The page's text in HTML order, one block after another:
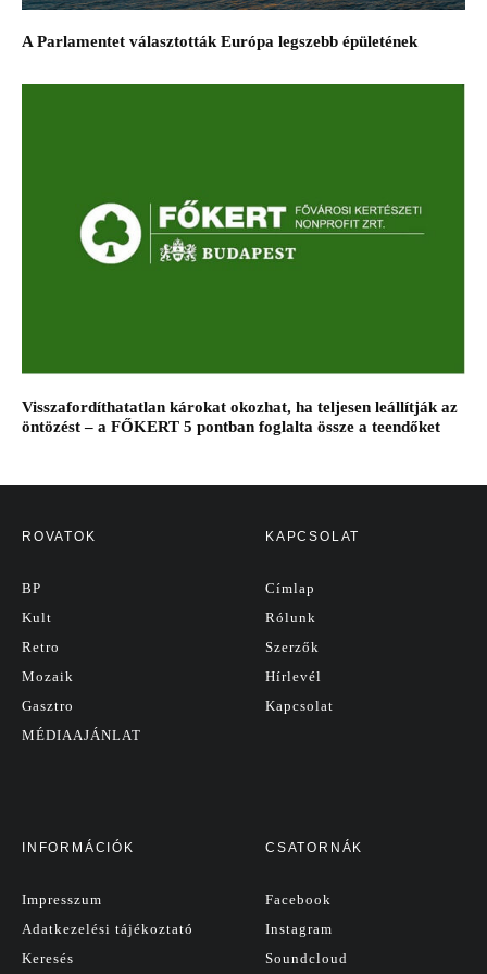
A Parlamentet választották Európa legszebb épületének
Visszafordíthatatlan károkat okozhat, ha teljesen leállítják az
öntözést – a FŐKERT 5 pontban foglalta össze a teendőket
ROVATOK
BP
Kult
Retro
Mozaik
Gasztro
MÉDIAAJÁNLAT
KAPCSOLAT
Címlap
Rólunk
Szerzők
Hírlevél
Kapcsolat
INFORMÁCIÓK
Impresszum
Adatkezelési tájékoztató
Keresés
CSATORNÁK
Facebook
Instagram
Soundcloud